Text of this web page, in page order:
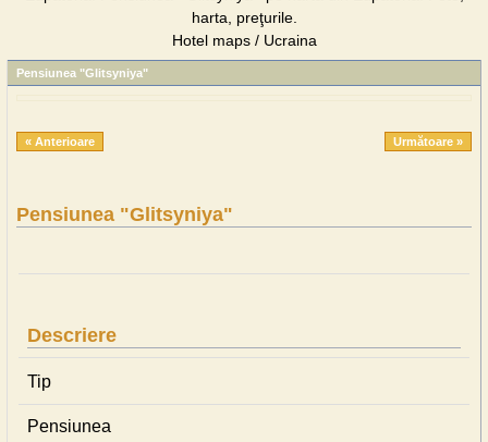
harta, preţurile.
Hotel maps / Ucraina
Pensiunea "Glitsyniya"
« Anterioare Următoare »
Pensiunea "Glitsyniya"
Descriere
Tip
Pensiunea